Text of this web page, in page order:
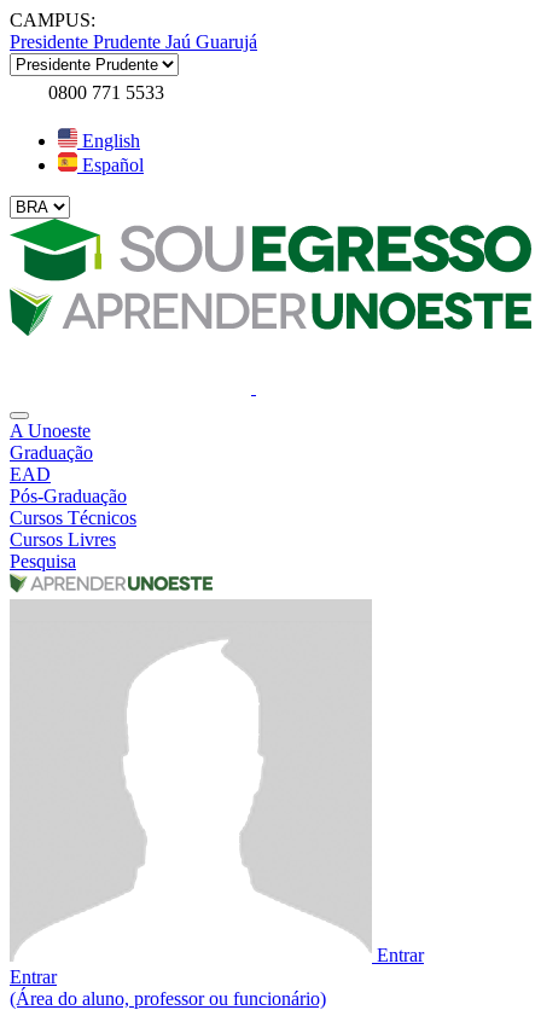
CAMPUS:
Presidente Prudente Jaú Guarujá
0800 771 5533
English
Español
A Unoeste
Graduação
EAD
Pós-Graduação
Cursos Técnicos
Cursos Livres
Pesquisa
Entrar
Entrar
(Área do aluno, professor ou funcionário)